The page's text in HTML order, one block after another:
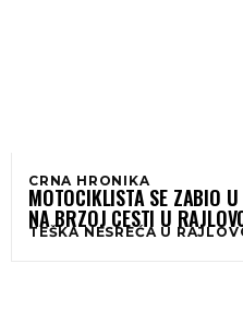
CRNA HRONIKA
MOTOCIKLISTA SE ZABIO
NA BRZOJ CESTI U
TEŠKA NESREĆA U